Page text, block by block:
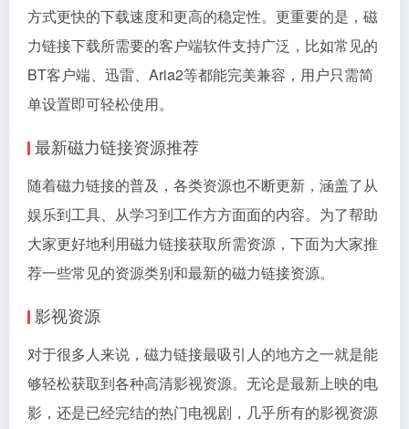
方式更快的下载速度和更高的稳定性。更重要的是，磁
力链接下载所需要的客户端软件支持广泛，比如常见的
BT客户端、迅雷、Aria2等都能完美兼容，用户只需简
单设置即可轻松使用。
最新磁力链接资源推荐
随着磁力链接的普及，各类资源也不断更新，涵盖了从
娱乐到工具、从学习到工作方方面面的内容。为了帮助
大家更好地利用磁力链接获取所需资源，下面为大家推
荐一些常见的资源类别和最新的磁力链接资源。
影视资源
对于很多人来说，磁力链接最吸引人的地方之一就是能
够轻松获取到各种高清影视资源。无论是最新上映的电
影，还是已经完结的热门电视剧，几乎所有的影视资源